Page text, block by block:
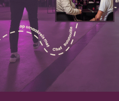
E-mailadres*
AkkoordDoor dit formulier in te
privacybeleid.